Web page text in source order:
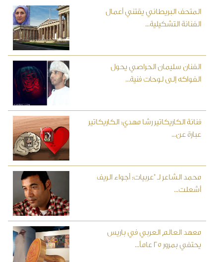
المتحف البريطاني يقتني أعمال
الفنانة التشكيلية...
الفنان سليمان الحراصي يحول
الفواكه إلى لوحات فنية...
فنانة الكاريكاتير رشا مهدي: الكاريكاتير
عبارة عن...
محمد الشاعر لـ "عربيات: أجواء الريف
أشعلت...
معهد العالم العربي في باريس
يحتفي بمرور 25 عاماً...